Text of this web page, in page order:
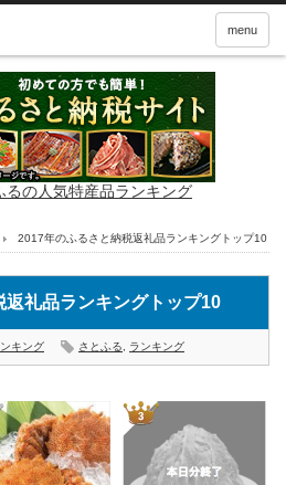
menu
るの人気特産品ランキング
2017年のふるさと納税返礼品ランキングトップ10
礼品ランキングトップ10
キング さとふる ランキング